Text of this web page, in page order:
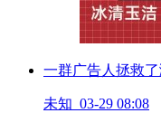
一群广告人拯救
未知 03-29 08:08